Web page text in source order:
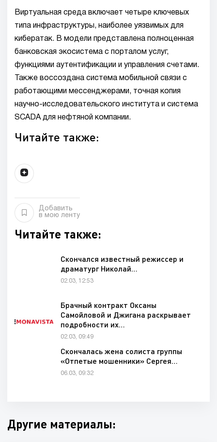
Виртуальная среда включает четыре ключевых
типа инфраструктуры, наиболее уязвимых для
кибератак. В модели представлена полноценная
банковская экосистема с порталом услуг,
функциями аутентификации и управления счетами.
Также воссоздана система мобильной связи с
работающими мессенджерами, точная копия
научно-исследовательского института и система
SCADA для нефтяной компании.
Читайте также:
Добавить
в мою ленту
Читайте также:
Скончался известный режиссер и
драматург Николай…
02.03, 12:53
Брачный контракт Оксаны
Самойловой и Джигана раскрывает
подробности их…
02.03, 09:49
Скончалась жена солиста группы
«Отпетые мошенники» Сергея…
06.03, 09:32
Другие материалы: